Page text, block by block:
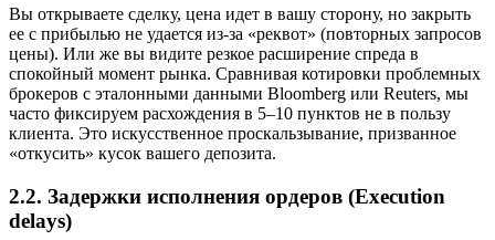
Вы открываете сделку, цена идет в вашу сторону, но закрыть
ее с прибылью не удается из-за «реквот» (повторных запросов
цены). Или же вы видите резкое расширение спреда в
спокойный момент рынка. Сравнивая котировки проблемных
брокеров с эталонными данными Bloomberg или Reuters, мы
часто фиксируем расхождения в 5–10 пунктов не в пользу
клиента. Это искусственное проскальзывание, призванное
«откусить» кусок вашего депозита.
2.2. Задержки исполнения ордеров (Execution
delays)